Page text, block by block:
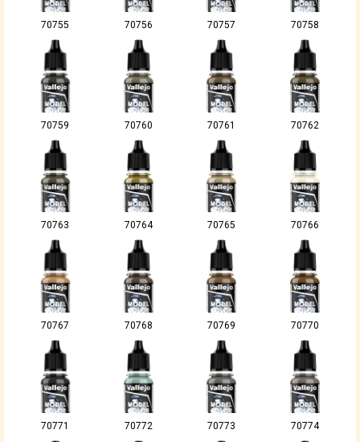
70755 70756 70757 70758
70759 70760 70761 70762
70763 70764 70765 70766
70767 70768 70769 70770
70771 70772 70773 70774